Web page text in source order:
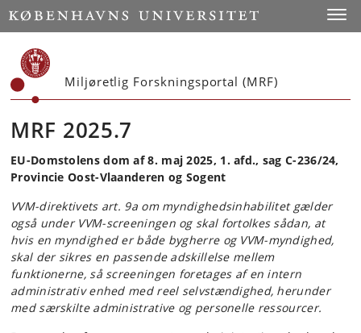
Start
Miljøretlig Forskningsportal (MRF)
MRF 2025.7
EU-Domstolens dom af 8. maj 2025, 1. afd., sag C-236/24,
Provincie Oost-Vlaanderen og Sogent
VVM-direktivets art. 9a om myndighedsinhabilitet gælder
også under VVM-screeningen og skal fortolkes sådan, at
hvis en myndighed er både bygherre og VVM-myndighed,
skal der sikres en passende adskillelse mellem
funktionerne, så screeningen foretages af en intern
administrativ enhed med reel selvstændighed, herunder
med særskilte administrative og personelle ressourcer.